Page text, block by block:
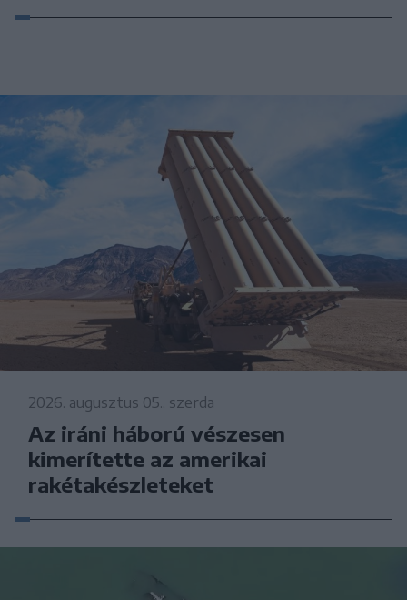
2026. augusztus 05., szerda
Az iráni háború vészesen
kimerítette az amerikai
rakétakészleteket